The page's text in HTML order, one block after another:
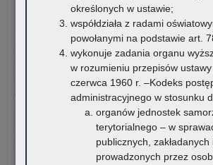
4 sierpnia 2026
Komunikat Małopolskiego Kuratora
przekazywania informacji o liczbie
publicznych liceach ogólnokształcących,
branżowych szkołach I stopnia, szkołach
branżowych szkołach II stopnia, publicznych
podstawowych dla dorosłych –
rok szkolny 2026/2027 oraz po
rekrutacyjnego uzupełniającego na rok
określonych w ustawie;
współdziała z radami
powołanymi na podstawie art.
wykonuje zadania organu
w rozumieniu przepisów
czerwca 1960 r. –Kodeks
administracyjnego w stosunku
organów jednostek
terytorialnego – w
publicznych, zakładanych
prowadzonych przez